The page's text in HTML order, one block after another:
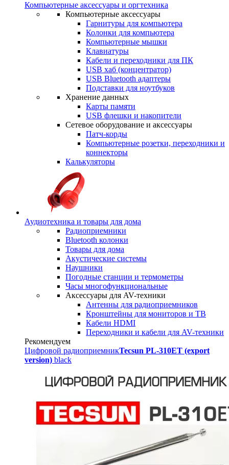
Компьютерные аксессуары и оргтехника
Компьютерные аксессуары
Гарнитуры для компьютера
Колонки для компьютера
Компьютерные мышки
Клавиатуры
Кабели и переходники для ПК
USB хаб (концентратор)
USB Bluetooth адаптеры
Подставки для ноутбуков
Хранение данных
Карты памяти
USB флешки и накопители
Сетевое оборудование и аксессуары
Патч-корды
Компьютерные розетки, переходники и
коннекторы
Калькуляторы
Аудиотехника и товары для дома
Радиоприемники
Bluetooth колонки
Товары для дома
Акустические системы
Наушники
Погодные станции и термометры
Часы многофункциональные
Аксессуары для AV-техники
Антенны для радиоприемников
Кронштейны для мониторов и ТВ
Кабели HDMI
Переходники и кабели для AV-техники
Рекомендуем
Цифровой радиоприемникTecsun PL-310ET (export
version) black